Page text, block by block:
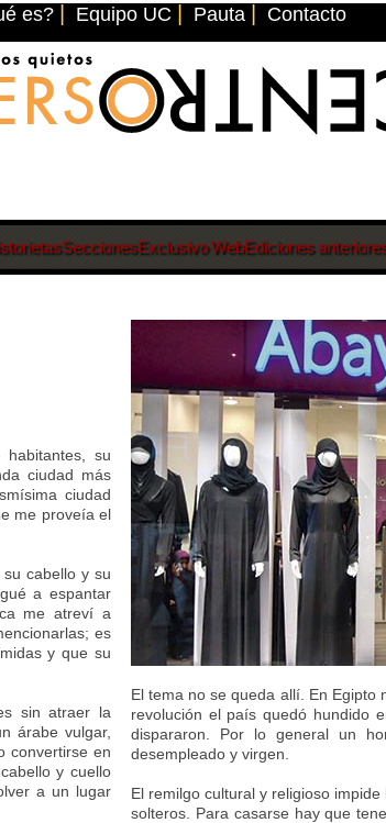
es? Equipo UC Pauta Contacto
SeccionesExclusivo WebEdiciones
su
ciudad más
ciudad
me proveía el
cabello y su
a espantar
me atreví a
es
y que su
sin atraer la
árabe vulgar,
convertirse en
y cuello
a un lugar
El tema no se queda allí. En Egipto
revolución el país quedó hundido
dispararon. Por lo general un
desempleado y virgen.
El remilgo cultural y religioso
solteros. Para casarse hay que